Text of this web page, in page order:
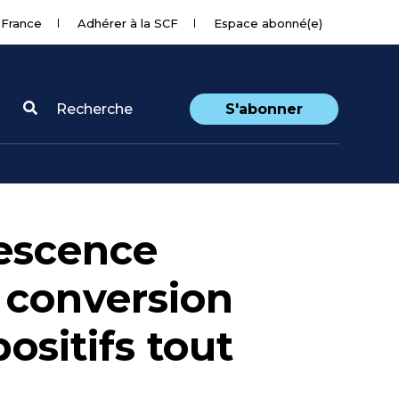
Adhérer à la SCF Espace abonné(e)
Recherche S'abonner
tout